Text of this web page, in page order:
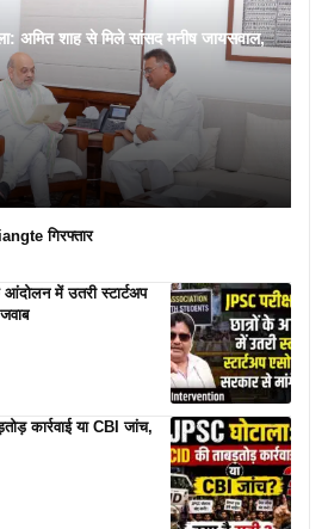
अमित शाह से मिले सांसद मनीष जायसवाल,
गिरफ्तार
आंदोलन में उतरी स्टार्टअप
कार्रवाई या CBI जांच,